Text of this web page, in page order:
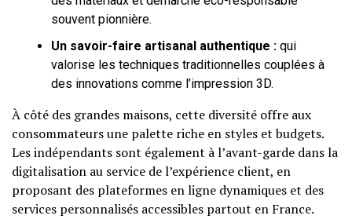
souvent pionnière.
Un savoir-faire artisanal authentique : qui
valorise les techniques traditionnelles couplées à
des innovations comme l’impression 3D.
À côté des grandes maisons, cette diversité offre aux
consommateurs une palette riche en styles et budgets.
Les indépendants sont également à l’avant-garde dans la
digitalisation au service de l’expérience client, en
proposant des plateformes en ligne dynamiques et des
services personnalisés accessibles partout en France.